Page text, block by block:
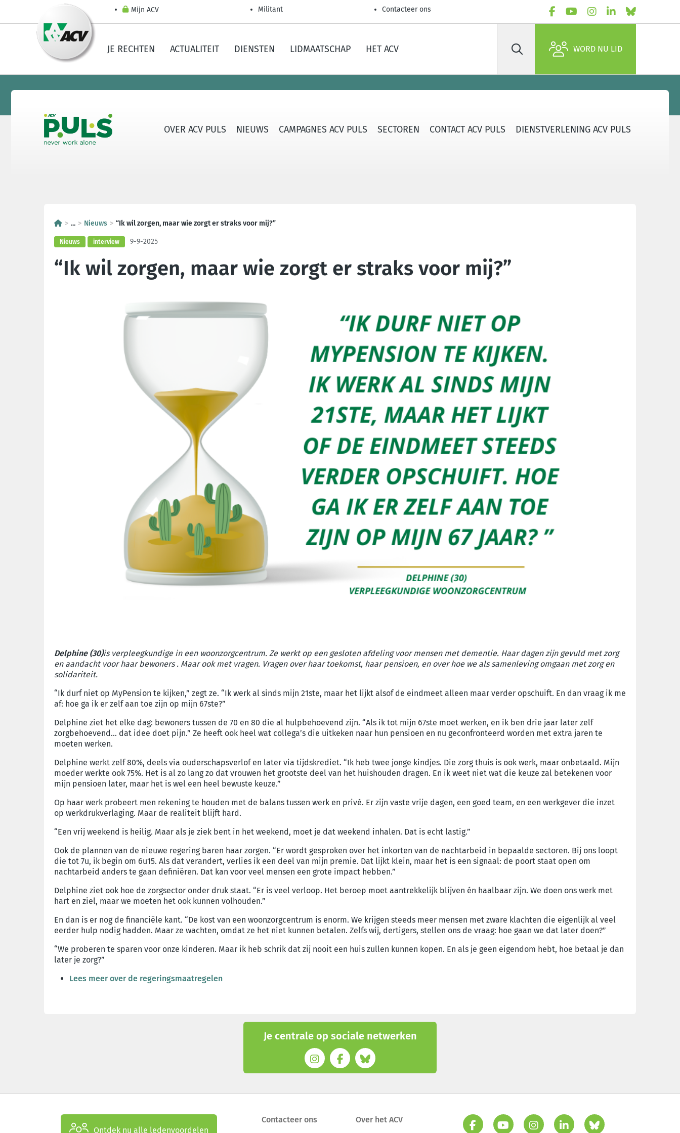
Mijn ACV Militant Contacteer ons
JE RECHTEN ACTUALITEIT DIENSTEN LIDMAATSCHAP HET ACV Zoek WORD NU LID
OVER ACV PULS NIEUWS CAMPAGNES ACV PULS SECTOREN CONTACT ACV PULS DIENSTVERLENING ACV PULS
... Nieuws “Ik wil zorgen, maar wie zorgt er straks voor mij?”
Nieuws interview 9-9-2025
“Ik wil zorgen, maar wie zorgt er straks voor mij?”
Delphine (30)is verpleegkundige in een woonzorgcentrum. Ze werkt op een gesloten afdeling voor mensen met dementie. Haar dagen zijn gevuld met zorg
en aandacht voor haar bewoners . Maar ook met vragen. Vragen over haar toekomst, haar pensioen, en over hoe we als samenleving omgaan met zorg en
solidariteit.
“Ik durf niet op MyPension te kijken,” zegt ze. “Ik werk al sinds mijn 21ste, maar het lijkt alsof de eindmeet alleen maar verder opschuift. En dan vraag ik me
af: hoe ga ik er zelf aan toe zijn op mijn 67ste?”
Delphine ziet het elke dag: bewoners tussen de 70 en 80 die al hulpbehoevend zijn. “Als ik tot mijn 67ste moet werken, en ik ben drie jaar later zelf
zorgbehoevend… dat idee doet pijn.” Ze heeft ook heel wat collega’s die uitkeken naar hun pensioen en nu geconfronteerd worden met extra jaren te
moeten werken.
Delphine werkt zelf 80%, deels via ouderschapsverlof en later via tijdskrediet. “Ik heb twee jonge kindjes. Die zorg thuis is ook werk, maar onbetaald. Mijn
moeder werkte ook 75%. Het is al zo lang zo dat vrouwen het grootste deel van het huishouden dragen. En ik weet niet wat die keuze zal betekenen voor
mijn pensioen later, maar het is wel een heel bewuste keuze.”
Op haar werk probeert men rekening te houden met de balans tussen werk en privé. Er zijn vaste vrije dagen, een goed team, en een werkgever die inzet
op werkdrukverlaging. Maar de realiteit blijft hard.
“Een vrij weekend is heilig. Maar als je ziek bent in het weekend, moet je dat weekend inhalen. Dat is echt lastig.”
Ook de plannen van de nieuwe regering baren haar zorgen. “Er wordt gesproken over het inkorten van de nachtarbeid in bepaalde sectoren. Bij ons loopt
die tot 7u, ik begin om 6u15. Als dat verandert, verlies ik een deel van mijn premie. Dat lijkt klein, maar het is een signaal: de poort staat open om
nachtarbeid anders te gaan definiëren. Dat kan voor veel mensen een grote impact hebben.”
Delphine ziet ook hoe de zorgsector onder druk staat. “Er is veel verloop. Het beroep moet aantrekkelijk blijven én haalbaar zijn. We doen ons werk met
hart en ziel, maar we moeten het ook kunnen volhouden.”
En dan is er nog de financiële kant. “De kost van een woonzorgcentrum is enorm. We krijgen steeds meer mensen met zware klachten die eigenlijk al veel
eerder hulp nodig hadden. Maar ze wachten, omdat ze het niet kunnen betalen. Zelfs wij, dertigers, stellen ons de vraag: hoe gaan we dat later doen?”
“We proberen te sparen voor onze kinderen. Maar ik heb schrik dat zij nooit een huis zullen kunnen kopen. En als je geen eigendom hebt, hoe betaal je dan
later je zorg?”
Lees meer over de regeringsmaatregelen
Je centrale op sociale netwerken
Ontdek nu alle ledenvoordelen
Contacteer ons Over het ACV